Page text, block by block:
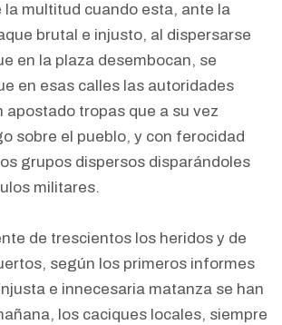
la multitud cuando esta, ante la
brutal e injusto, al dispersarse
en la plaza desembocan, se
en esas calles las autoridades
apostado tropas que a su vez
sobre el pueblo, y con ferocidad
grupos dispersos disparándoles
militares.
de trescientos los heridos y de
según los primeros informes
e innecesaria matanza se han
los caciques locales, siempre